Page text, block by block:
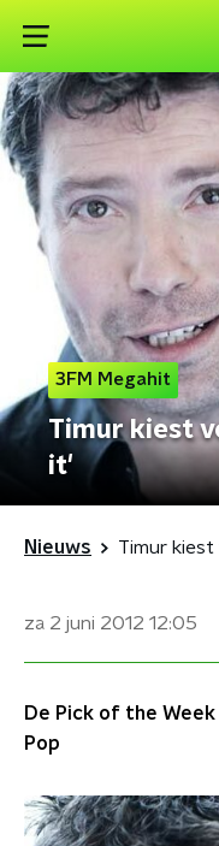
3FM Megahit
Timur kiest
it'
Nieuws Timur
za 2 juni 2012 12:05
De Pick of the
Pop